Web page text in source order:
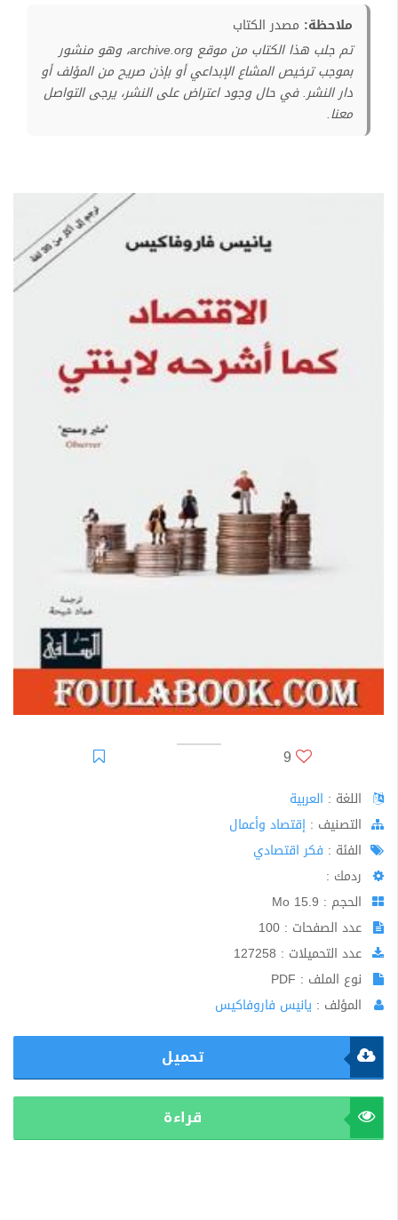
ملاحظة: مصدر الكتاب
تم جلب هذا الكتاب من موقع archive.org، وهو منشور
بموجب ترخيص المشاع الإبداعي أو بإذن صريح من المؤلف أو
دار النشر. في حال وجود اعتراض على النشر، يرجى التواصل
معنا.
9
اللغة : العربية
اﻟﺘﺼﻨﻴﻒ : إقتصاد وأعمال
الفئة : فكر اقتصادي
ردمك :
الحجم : 15.9 Mo
عدد الصفحات : 100
عدد التحميلات : 127258
نوع الملف : PDF
المؤلف : يانيس فاروفاكيس
تحميل
قراءة